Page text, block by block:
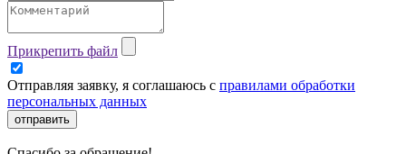
Прикрепить файл
Отправляя заявку, я соглашаюсь с правилами обработки
персональных данных
отправить